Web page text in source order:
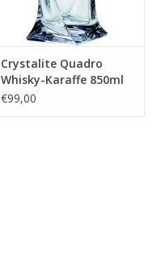
Crystalite Quadro
Whisky-Karaffe 850ml
€99,00